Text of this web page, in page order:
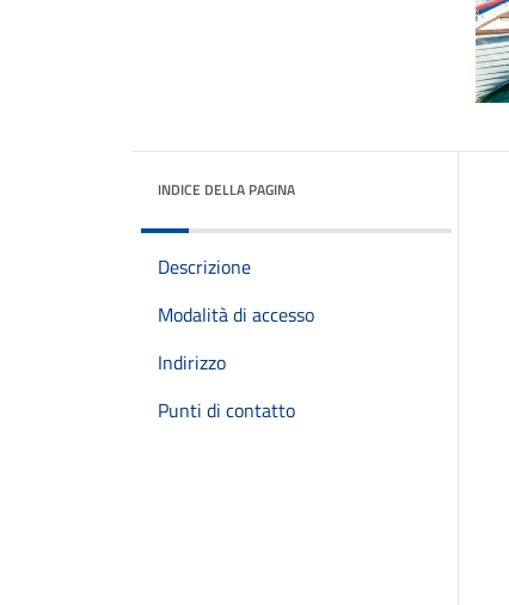
INDICE DELLA PAGINA
Descrizione
Modalità di accesso
Indirizzo
Punti di contatto